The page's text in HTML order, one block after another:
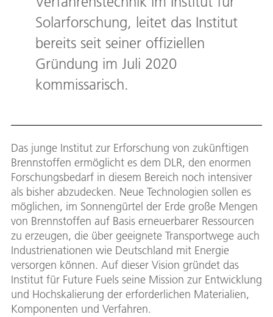
Solarforschung, leitet das Institut
bereits seit seiner offiziellen
Gründung im Juli 2020
kommissarisch.
Das junge Institut zur Erforschung von zukünftigen
Brennstoffen ermöglicht es dem DLR, den enormen
Forschungsbedarf in diesem Bereich noch intensiver
als bisher abzudecken. Neue Technologien sollen es
möglichen, im Sonnengürtel der Erde große Mengen
von Brennstoffen auf Basis erneuerbarer Ressourcen
zu erzeugen, die über geeignete Transportwege auch
Industrienationen wie Deutschland mit Energie
versorgen können. Auf dieser Vision gründet das
Institut für Future Fuels seine Mission zur Entwicklung
und Hochskalierung der erforderlichen Materialien,
Komponenten und Verfahren.